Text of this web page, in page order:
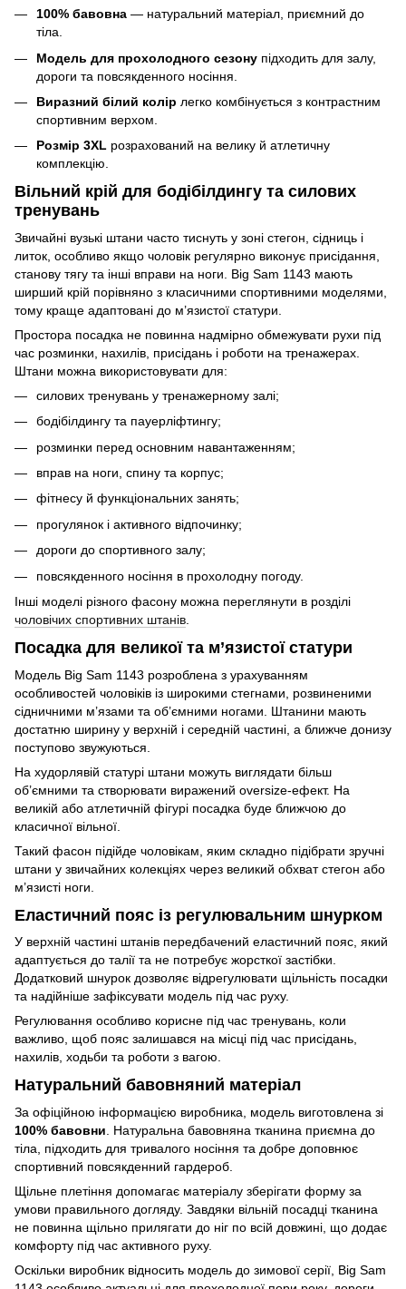
100% бавовна — натуральний матеріал, приємний до
тіла.
Модель для прохолодного сезону підходить для залу,
дороги та повсякденного носіння.
Виразний білий колір легко комбінується з контрастним
спортивним верхом.
Розмір 3XL розрахований на велику й атлетичну
комплекцію.
Вільний крій для бодібілдингу та силових
тренувань
Звичайні вузькі штани часто тиснуть у зоні стегон, сідниць і
литок, особливо якщо чоловік регулярно виконує присідання,
станову тягу та інші вправи на ноги. Big Sam 1143 мають
ширший крій порівняно з класичними спортивними моделями,
тому краще адаптовані до м’язистої статури.
Простора посадка не повинна надмірно обмежувати рухи під
час розминки, нахилів, присідань і роботи на тренажерах.
Штани можна використовувати для:
силових тренувань у тренажерному залі;
бодібілдингу та пауерліфтингу;
розминки перед основним навантаженням;
вправ на ноги, спину та корпус;
фітнесу й функціональних занять;
прогулянок і активного відпочинку;
дороги до спортивного залу;
повсякденного носіння в прохолодну погоду.
Інші моделі різного фасону можна переглянути в розділі
чоловічих спортивних штанів
Посадка для великої та м’язистої статури
Модель Big Sam 1143 розроблена з урахуванням
особливостей чоловіків із широкими стегнами, розвиненими
сідничними м’язами та об’ємними ногами. Штанини мають
достатню ширину у верхній і середній частині, а ближче донизу
поступово звужуються.
На худорлявій статурі штани можуть виглядати більш
об’ємними та створювати виражений oversize-ефект. На
великій або атлетичній фігурі посадка буде ближчою до
класичної вільної.
Такий фасон підійде чоловікам, яким складно підібрати зручні
штани у звичайних колекціях через великий обхват стегон або
м’язисті ноги.
Еластичний пояс із регулювальним шнурком
У верхній частині штанів передбачений еластичний пояс, який
адаптується до талії та не потребує жорсткої застібки.
Додатковий шнурок дозволяє відрегулювати щільність посадки
та надійніше зафіксувати модель під час руху.
Регулювання особливо корисне під час тренувань, коли
важливо, щоб пояс залишався на місці під час присідань,
нахилів, ходьби та роботи з вагою.
Натуральний бавовняний матеріал
За офіційною інформацією виробника, модель виготовлена зі
100% бавовни . Натуральна бавовняна тканина приємна до
тіла, підходить для тривалого носіння та добре доповнює
спортивний повсякденний гардероб.
Щільне плетіння допомагає матеріалу зберігати форму за
умови правильного догляду. Завдяки вільній посадці тканина
не повинна щільно прилягати до ніг по всій довжині, що додає
комфорту під час активного руху.
Оскільки виробник відносить модель до зимової серії, Big Sam